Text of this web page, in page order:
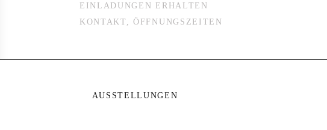
AUSSTELLUNGEN
EINLADUNGEN ERHALTEN
KONTAKT, ÖFFNUNGSZEITEN